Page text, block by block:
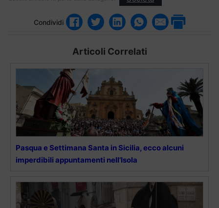
Condividi
Articoli Correlati
Pasqua e Settimana Santa in Sicilia, ecco alcuni
imperdibili appuntamenti nell’Isola